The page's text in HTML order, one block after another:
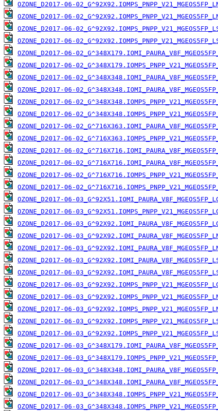
OZONE_D2017-06-
OZONE_D2017-06-
OZONE_D2017-06-
OZONE_D2017-06-
OZONE_D2017-06-
OZONE_D2017-06-
OZONE_D2017-06-
OZONE_D2017-06-
OZONE_D2017-06-
OZONE_D2017-06-
OZONE_D2017-06-
OZONE_D2017-06-
OZONE_D2017-06-
OZONE_D2017-06-
OZONE_D2017-06-
OZONE_D2017-06-
OZONE_D2017-06-
OZONE_D2017-06-
OZONE_D2017-06-
OZONE_D2017-06-
OZONE_D2017-06-
OZONE_D2017-06-
OZONE_D2017-06-
OZONE_D2017-06-
OZONE_D2017-06-
OZONE_D2017-06-
OZONE_D2017-06-
OZONE_D2017-06-
OZONE_D2017-06-
OZONE_D2017-06-
OZONE_D2017-06-
OZONE_D2017-06-
OZONE_D2017-06-
OZONE_D2017-06-